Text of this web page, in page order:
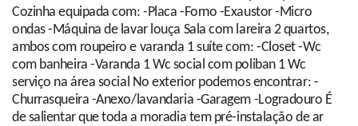
Cozinha equipada com: -Placa -Forno -Exaustor -Micro
ondas -Máquina de lavar louça Sala com lareira 2 quartos,
ambos com roupeiro e varanda 1 suíte com: -Closet -Wc
com banheira -Varanda 1 Wc social com poliban 1 Wc
serviço na área social No exterior podemos encontrar: -
Churrasqueira -Anexo/lavandaria -Garagem -Logradouro É
de salientar que toda a moradia tem pré-instalação de ar